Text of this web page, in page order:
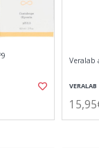
Veralab
VERALAB